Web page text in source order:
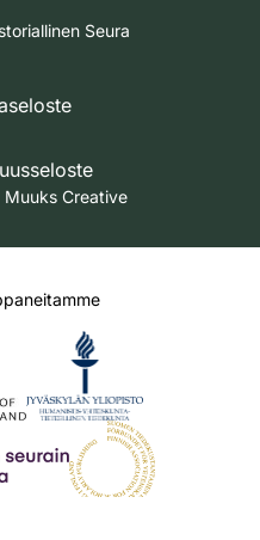
Seura
Muuks Creative